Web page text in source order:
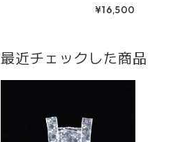
¥16,500
最近チェックした商品